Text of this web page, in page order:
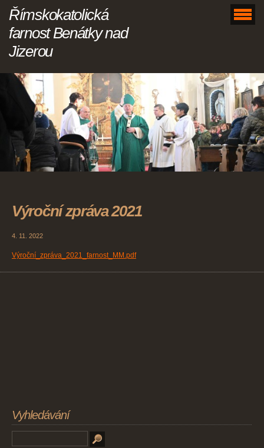
Římskokatolická
farnost Benátky nad
Jizerou
Výroční zpráva 2021
4. 11. 2022
Výroční_zpráva_2021_farnost_MM.pdf
Vyhledávání